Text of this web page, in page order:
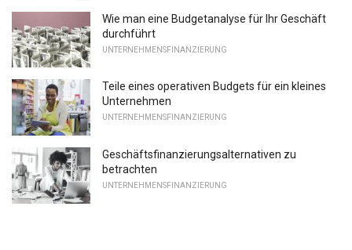
Wie man eine Budgetanalyse für Ihr Geschäft
durchführt
UNTERNEHMENSFINANZIERUNG
Teile eines operativen Budgets für ein kleines
Unternehmen
UNTERNEHMENSFINANZIERUNG
Geschäftsfinanzierungsalternativen zu
betrachten
UNTERNEHMENSFINANZIERUNG